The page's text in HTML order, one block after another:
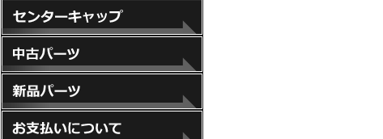
キーホルダー